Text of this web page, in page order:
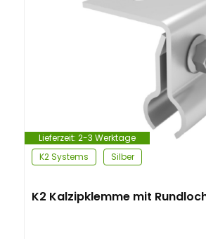
Lieferzeit: 2-3 Werktage
K2 Systems
Silber
K2 Kalzipklemme mit